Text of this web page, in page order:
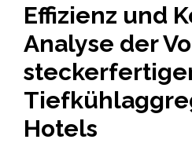
Effizienz und
Analyse der
Hotels